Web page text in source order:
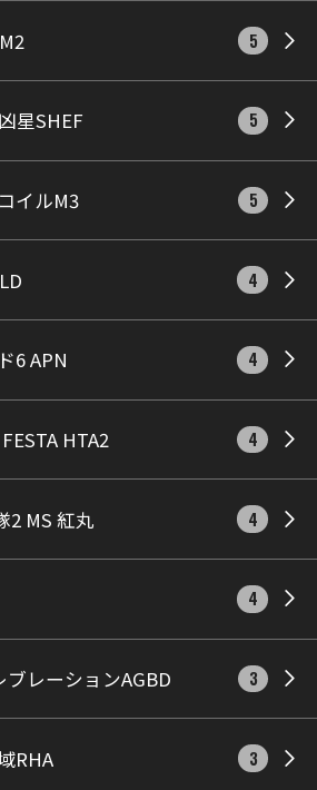
5
星SHEF 5
イルM3 5
4
6 APN 4
HTA2 4
2 MS 紅丸 4
4
ブレーションAGBD 3
RHA 3